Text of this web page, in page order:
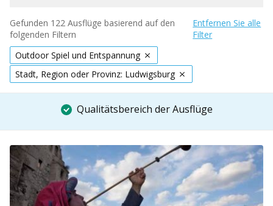
Gefunden 122 Ausflüge basierend auf den
folgenden Filtern
Entfernen Sie alle
Filter
Outdoor Spiel und Entspannung
Stadt, Region oder Provinz: Ludwigsburg
Qualitätsbereich der Ausflüge